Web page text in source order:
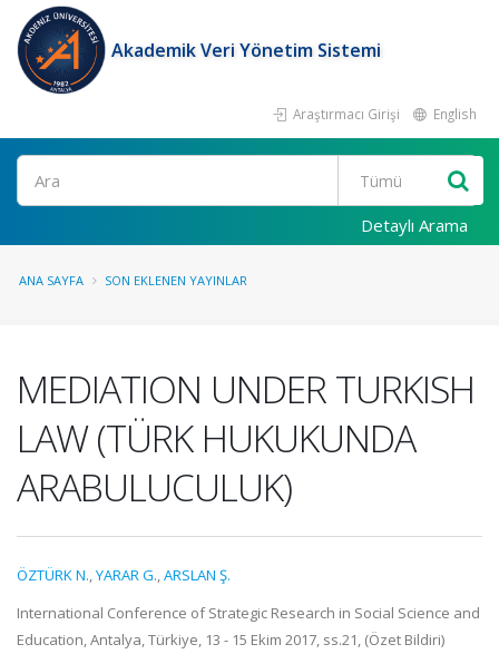
Akademik Veri Yönetim Sistemi
Araştırmacı Girişi English
Ara
Detaylı Arama
ANA SAYFA SON EKLENEN YAYINLAR
MEDIATION UNDER TURKISH
LAW (TÜRK HUKUKUNDA
ARABULUCULUK)
ÖZTÜRK N.,YARAR G.,ARSLAN Ş.
International Conference of Strategic Research in Social Science and
Education, Antalya, Türkiye, 13 - 15 Ekim 2017, ss.21, (Özet Bildiri)